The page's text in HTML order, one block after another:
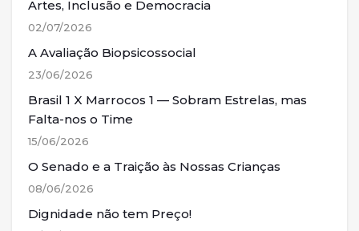
Artes, Inclusão e Democracia
02/07/2026
A Avaliação Biopsicossocial
23/06/2026
Brasil 1 X Marrocos 1 — Sobram Estrelas, mas
Falta-nos o Time
15/06/2026
O Senado e a Traição às Nossas Crianças
08/06/2026
Dignidade não tem Preço!